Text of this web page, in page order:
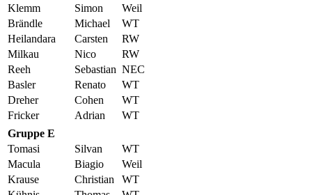
Klemm
Simon
Weil
Brändle
Michael
WT
Heilandara
Carsten
RW
Milkau
Nico
RW
Reeh
Sebastian NEC
Basler
Renato
WT
Dreher
Cohen
WT
Fricker
Adrian
WT
Gruppe E
Tomasi
Silvan
WT
Macula
Biagio
Weil
Krause
Christian
WT